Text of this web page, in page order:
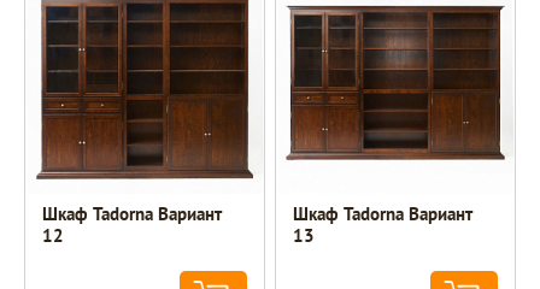
Шкаф Tadorna Вариант
12
Шкаф Tadorna Вариант
13